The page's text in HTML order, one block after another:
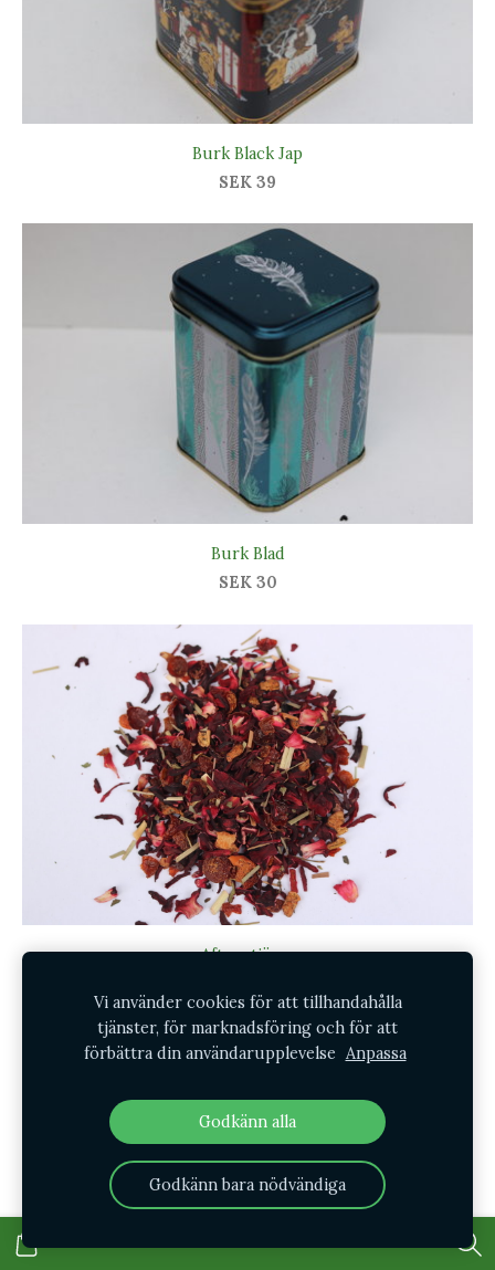
Burk Black Jap
SEK 39
Burk Blad
SEK 30
Aftonstjärna
Vi använder cookies för att tillhandahålla
tjänster, för marknadsföring och för att
förbättra din användarupplevelse Anpassa
Godkänn alla
Godkänn bara nödvändiga